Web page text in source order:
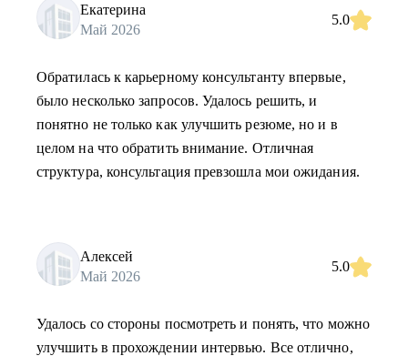
Екатерина
Май 2026
5.0
Обратилась к карьерному консультанту впервые,
было несколько запросов. Удалось решить, и
понятно не только как улучшить резюме, но и в
целом на что обратить внимание. Отличная
структура, консультация превзошла мои ожидания.
Алексей
Май 2026
5.0
Удалось со стороны посмотреть и понять, что можно
улучшить в прохождении интервью. Все отлично,